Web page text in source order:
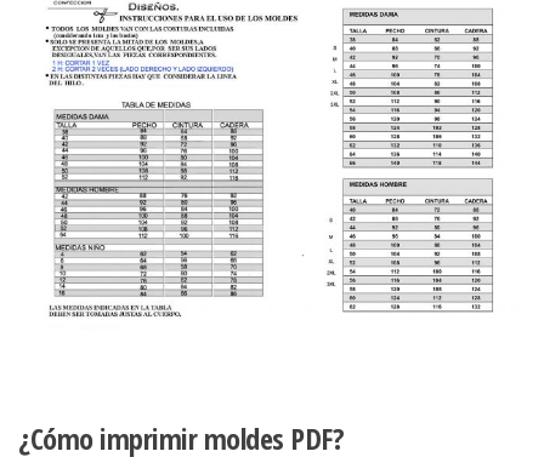
¿Cómo imprimir moldes PDF?